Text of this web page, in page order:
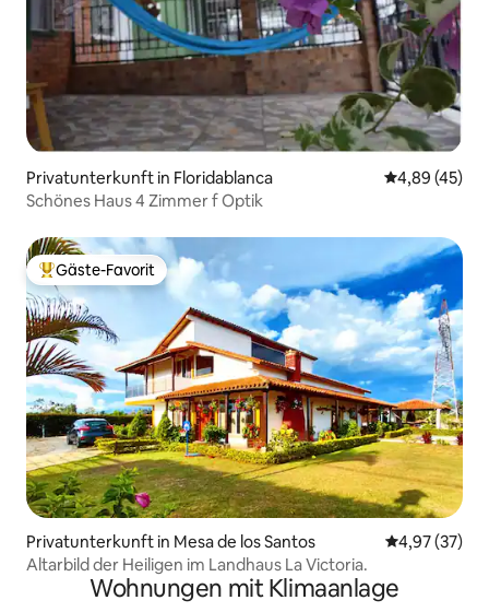
Privatunterkunft in Floridablanca
4,89 (45)
Schönes Haus 4 Zimmer f Optik
Beliebter Gäste-Favorit.
Gäste-Favorit
Privatunterkunft in Mesa de los Santos
4,97 (37)
Altarbild der Heiligen im Landhaus La Victoria.
Wohnungen mit Klimaanlage